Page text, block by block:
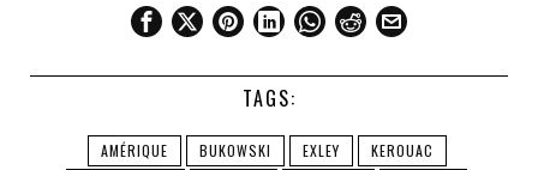
TAGS:
AMÉRIQUE BUKOWSKI EXLEY
KEROUAC